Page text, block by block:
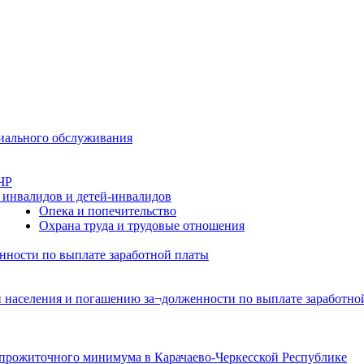
обслуживания
и детей-инвалидов
Опека и попечительство
Охрана труда и трудовые отношения
по выплате заработной платы
и погашению за¬долженности по выплате
минимума в Карачаево-Черкесской Республике